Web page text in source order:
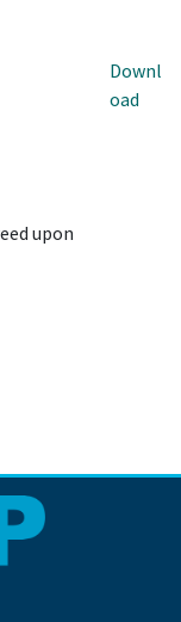
upon
Downl
oad